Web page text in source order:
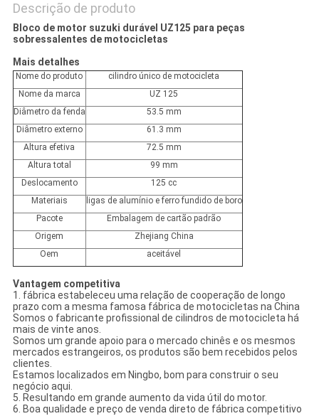
Descrição de produto
Bloco de motor suzuki durável UZ125 para peças
sobressalentes de motocicletas
Mais detalhes
Nome do produto
cilindro único de motocicleta
Nome da marca
UZ 125
Diâmetro da fenda
53.5 mm
Diâmetro externo
61.3 mm
Altura efetiva
72.5 mm
Altura total
99 mm
Deslocamento
125 cc
Materiais
ligas de alumínio e ferro fundido de boro
Pacote
Embalagem de cartão padrão
Origem
Zhejiang China
Oem
aceitável
Vantagem competitiva
1. fábrica estabeleceu uma relação de cooperação de longo
prazo com a mesma famosa fábrica de motocicletas na China
Somos o fabricante profissional de cilindros de motocicleta há
mais de vinte anos.
Somos um grande apoio para o mercado chinês e os mesmos
mercados estrangeiros, os produtos são bem recebidos pelos
clientes.
Estamos localizados em Ningbo, bom para construir o seu
negócio aqui.
5. Resultando em grande aumento da vida útil do motor.
6. Boa qualidade e preço de venda direto de fábrica competitivo